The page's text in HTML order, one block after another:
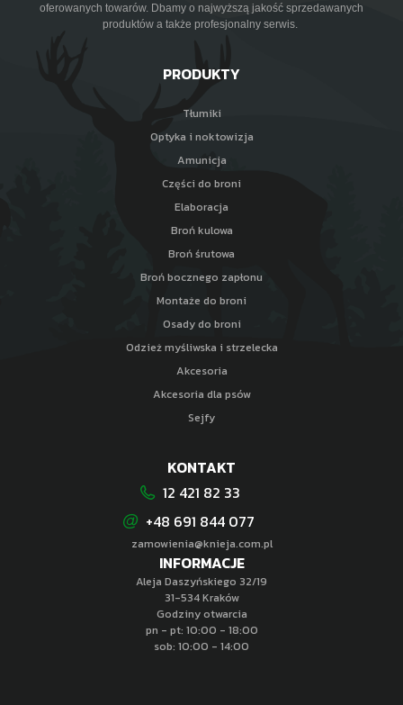
oferowanych towarów. Dbamy o najwyższą jakość sprzedawanych
produktów a także profesjonalny serwis.
PRODUKTY
Tłumiki
Optyka i noktowizja
Amunicja
Części do broni
Elaboracja
Broń kulowa
Broń śrutowa
Broń bocznego zapłonu
Montaże do broni
Osady do broni
Odzież myśliwska i strzelecka
Akcesoria
Akcesoria dla psów
Sejfy
INFORMACJE
Aleja Daszyńskiego 32/19
31-534 Kraków
Godziny otwarcia
pn - pt: 10:00 - 18:00
sob: 10:00 - 14:00
KONTAKT
12 421 82 33
+48 691 844 077
zamowienia@knieja.com.pl